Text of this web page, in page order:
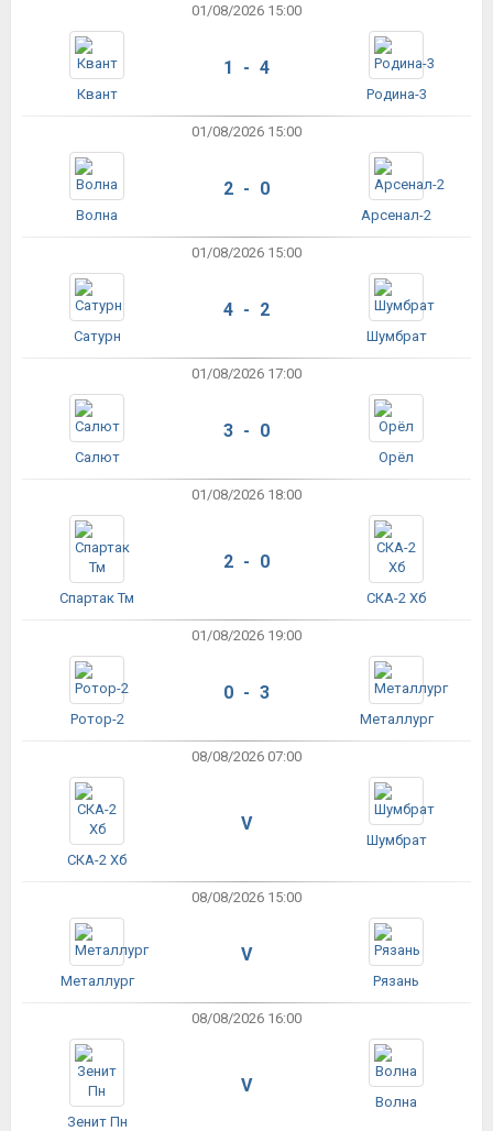
01/08/2026 15:00
Квант
1 - 4
Родина-3
01/08/2026 15:00
Волна
2 - 0
Арсенал-2
01/08/2026 15:00
Сатурн
4 - 2
Шумбрат
01/08/2026 17:00
Салют
3 - 0
Орёл
01/08/2026 18:00
Спартак Тм
2 - 0
СКА-2 Хб
01/08/2026 19:00
Ротор-2
0 - 3
Металлург
08/08/2026 07:00
СКА-2 Хб
V
Шумбрат
08/08/2026 15:00
Металлург
V
Рязань
08/08/2026 16:00
Зенит Пн
V
Волна